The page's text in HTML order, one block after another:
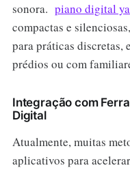
sonora. piano digital
compactas e
para práticas discretas,
prédios ou com
Integração com
Digital
Atualmente, muitas
aplicativos para